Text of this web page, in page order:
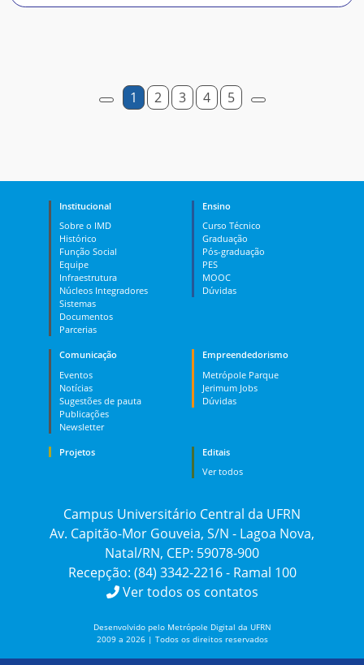
1 2 3 4 5
Institucional
Sobre o IMD
Histórico
Função Social
Equipe
Infraestrutura
Núcleos Integradores
Sistemas
Documentos
Parcerias
Ensino
Curso Técnico
Graduação
Pós-graduação
PES
MOOC
Dúvidas
Comunicação
Eventos
Notícias
Sugestões de pauta
Publicações
Newsletter
Empreendedorismo
Metrópole Parque
Jerimum Jobs
Dúvidas
Projetos
Editais
Ver todos
Campus Universitário Central da UFRN
Av. Capitão-Mor Gouveia, S/N - Lagoa Nova,
Natal/RN, CEP: 59078-900
Recepção: (84) 3342-2216 - Ramal 100
Ver todos os contatos
Desenvolvido pelo Metrópole Digital da UFRN
2009 a 2026 | Todos os direitos reservados